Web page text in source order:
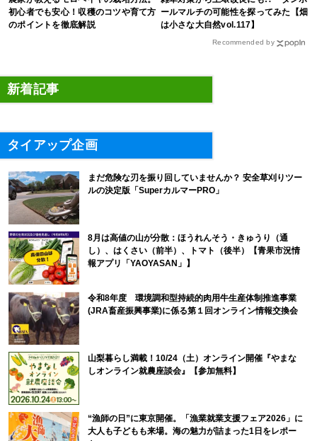
初心者でも安心！収穫のコツや育て方
のポイントを徹底解説
ールマルチの可能性を探ってみた【畑
は小さな大自然vol.117】
Recommended by
新着記事
タイアップ企画
まだ危険な刃を振り回していませんか？ 安全草刈りツー
ルの決定版「SuperカルマーPRO」
8月は高値の山が分散：ほうれんそう・きゅうり（通
し）、はくさい（前半）、トマト（後半）【青果市況情
報アプリ「YAOYASAN」】
令和8年度 環境調和型持続的肉用牛生産体制推進事業
(JRA畜産振興事業)に係る第１回オンライン情報交換会
山梨暮らし満載！10/24（土）オンライン開催『やまな
しオンライン就農座談会』【参加無料】
“漁師の日”に東京開催。「漁業就業支援フェア2026」に
大人も子どもも来場。海の魅力が詰まった1日をレポー